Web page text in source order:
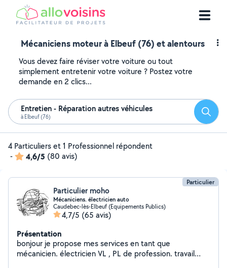
Mécaniciens moteur à Elbeuf (76) et alentours
Vous devez faire réviser votre voiture ou tout
simplement entretenir votre voiture ? Postez votre
demande en 2 clics...
Entretien - Réparation autres véhicules
à Elbeuf (76)
4 Particuliers et 1 Professionnel répondent
-
4,6/5 (80 avis)
Particulier
Particulier moho
Mécaniciens. électricien auto
Caudebec-lès-Elbeuf (Equipements Publics)
4,7/5 (65 avis)
Présentation
bonjour je propose mes services en tant que
mécanicien. électricien VL , PL de profession. travail